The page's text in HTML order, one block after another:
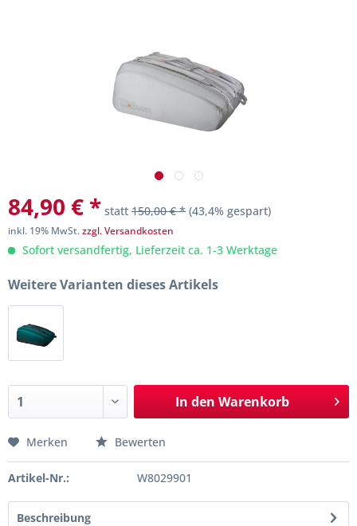
84,90 € * statt 150,00 € * (43,4% gespart)
inkl. 19% MwSt.zzgl. Versandkosten
Sofort versandfertig, Lieferzeit ca. 1-3 Werktage
Weitere Varianten dieses Artikels
In den Warenkorb
Merken Bewerten
Artikel-Nr.: W8029901
Beschreibung